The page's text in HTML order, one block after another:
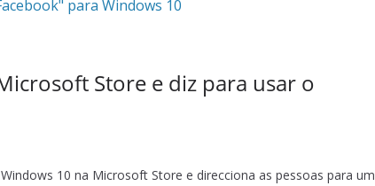
Store e diz para usar o
10 na Microsoft Store e direcciona as pessoas para um